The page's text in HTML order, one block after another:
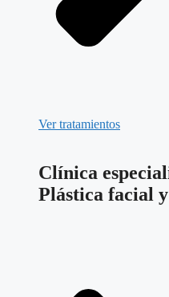
Ver tratamientos
Clínica
Plástica facial